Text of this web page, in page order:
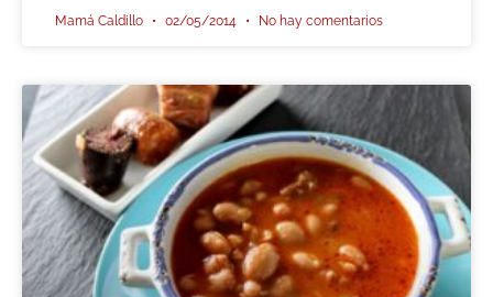
Mamá Caldillo 02/05/2014 No hay comentarios